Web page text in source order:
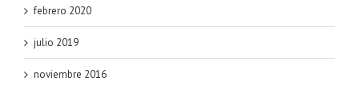
febrero 2020
julio 2019
noviembre 2016